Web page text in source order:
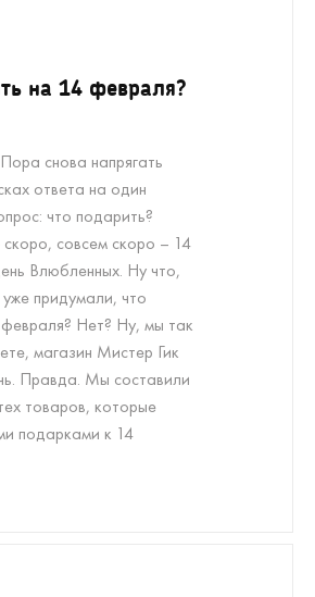
на 14 февраля?
снова напрягать
ответа на один
что подарить?
совсем скоро – 14
Влюбленных. Ну что,
придумали, что
Нет? Ну, мы так
магазин Мистер Гик
Правда. Мы составили
товаров, которые
подарками к 14